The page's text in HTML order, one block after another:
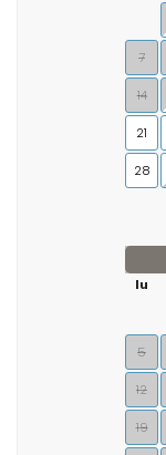
7
14
21
28
lu
5
12
19